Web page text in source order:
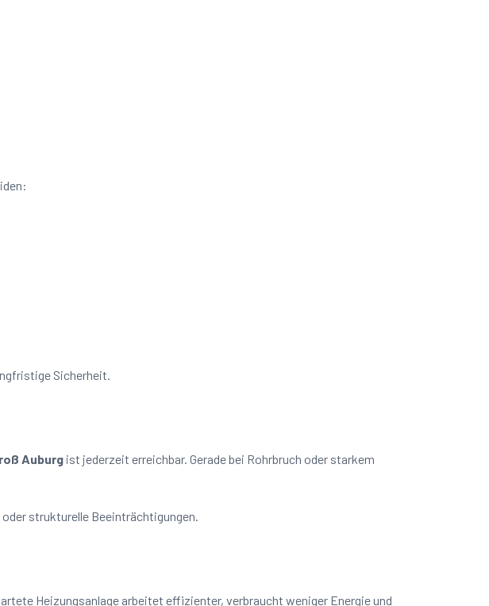
Sicherheit.
Auburg ist jederzeit erreichbar. Gerade bei Rohrbruch oder starkem
strukturelle Beeinträchtigungen.
Heizungsanlage arbeitet effizienter, verbraucht weniger Energie und